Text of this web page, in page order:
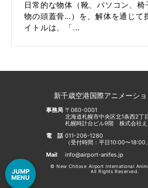
日常的な物体（靴、パソコン、椅
物の頭蓋骨…）を、解体を通じて
イトルは、「...
新千歳空港国際アニメーシ
事務局 〒060-0001
北海道札幌市中央区北1条西2丁
札幌時計台ビル9階 株式会社え
電話 011-206-1280
（受付時間：平日10:00〜18:00
Mail
info@airport-anifes.jp
© New Chitose Airport International
All Rights Reserved.
JUMP
MENU